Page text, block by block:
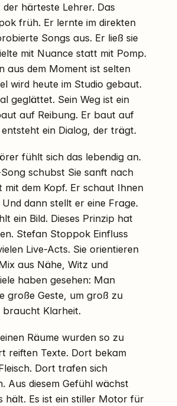
der härteste Lehrer. Das
früh. Er lernte im direkten
Songs aus. Er ließ sie
mit Nuance statt mit Pomp.
aus dem Moment ist selten
wird heute im Studio gebaut.
geglättet. Sein Weg ist ein
auf Reibung. Er baut auf
entsteht ein Dialog, der trägt.
fühlt sich das lebendig an.
schubst Sie sanft nach
mit dem Kopf. Er schaut Ihnen
dann stellt er eine Frage.
ein Bild. Dieses Prinzip hat
Stefan Stoppok Einfluss
Live-Acts. Sie orientieren
aus Nähe, Witz und
haben gesehen: Man
große Geste, um groß zu
braucht Klarheit.
Räume wurden so zu
reiften Texte. Dort bekam
Dort trafen sich
Aus diesem Gefühl wächst
hält. Es ist ein stiller Motor für